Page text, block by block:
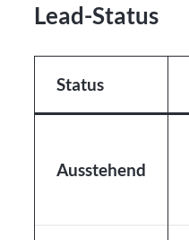
Lead-Status
Status
Ausstehend